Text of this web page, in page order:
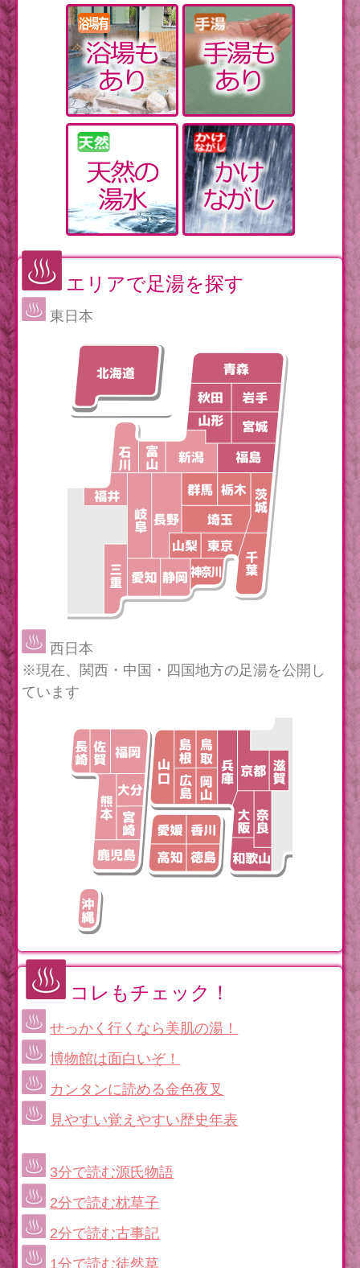
エリアで足湯を探す
東日本
西日本
※現在、関西・中国・四国地方の足湯を公開し
ています
コレもチェック！
せっかく行くなら美肌の湯！
博物館は面白いぞ！
カンタンに読める金色夜叉
見やすい覚えやすい歴史年表
3分で読む源氏物語
2分で読む枕草子
2分で読む古事記
1分で読む徒然草